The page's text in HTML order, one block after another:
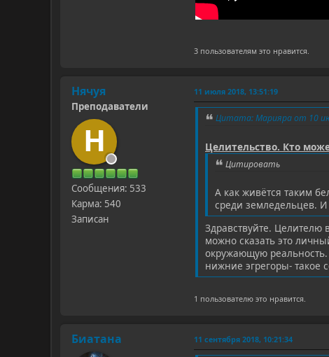
3 пользователям это нравится.
Нячуя
Преподаватели
Н
Сообщения: 533
Карма: 540
Записан
11 июля 2018, 13:51:19
Цитата: Марияра от 10
Целительство. Кто
Цитировать
А как живётся таким
среди земледельцев. И
Здравствуйте. Целителю
можно сказать это
окружающую
нижние эгрегоры- такое
1 пользователю это нравится.
Биатана 11 сентября 2018, 10:21:34